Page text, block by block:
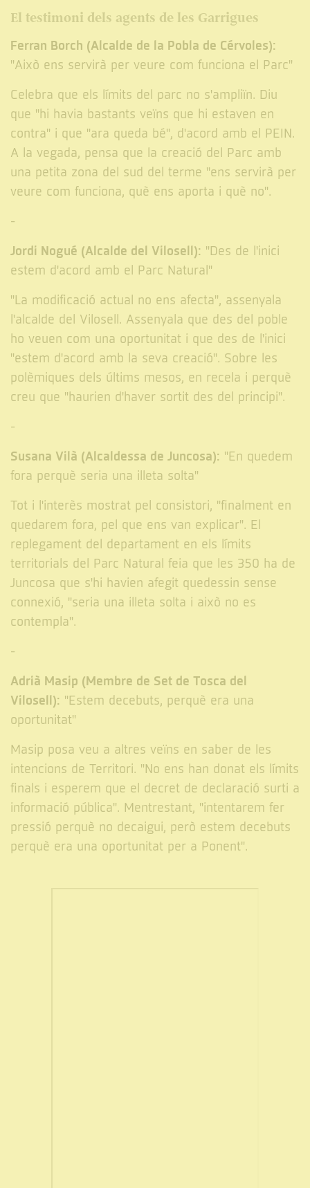
El testimoni dels agents de les Garrigues
Ferran Borch (Alcalde de la Pobla de Cérvoles):
"Això ens servirà per veure com funciona el Parc"
Celebra que els límits del parc no s'ampliïn. Diu
que "hi havia bastants veïns que hi estaven en
contra" i que "ara queda bé", d'acord amb el PEIN.
A la vegada, pensa que la creació del Parc amb
una petita zona del sud del terme "ens servirà per
veure com funciona, què ens aporta i què no".
-
Jordi Nogué (Alcalde del Vilosell): "Des de l'inici
estem d'acord amb el Parc Natural"
"La modificació actual no ens afecta", assenyala
l'alcalde del Vilosell. Assenyala que des del poble
ho veuen com una oportunitat i que des de l'inici
"estem d'acord amb la seva creació". Sobre les
polèmiques dels últims mesos, en recela i perquè
creu que "haurien d'haver sortit des del principi".
-
Susana Vilà (Alcaldessa de Juncosa): "En quedem
fora perquè seria una illeta solta"
Tot i l'interès mostrat pel consistori, "finalment en
quedarem fora, pel que ens van explicar". El
replegament del departament en els límits
territorials del Parc Natural feia que les 350 ha de
Juncosa que s'hi havien afegit quedessin sense
connexió, "seria una illeta solta i això no es
contempla".
-
Adrià Masip (Membre de Set de Tosca del
Vilosell): "Estem decebuts, perquè era una
oportunitat"
Masip posa veu a altres veïns en saber de les
intencions de Territori. "No ens han donat els límits
finals i esperem que el decret de declaració surti a
informació pública". Mentrestant, "intentarem fer
pressió perquè no decaigui, però estem decebuts
perquè era una oportunitat per a Ponent".